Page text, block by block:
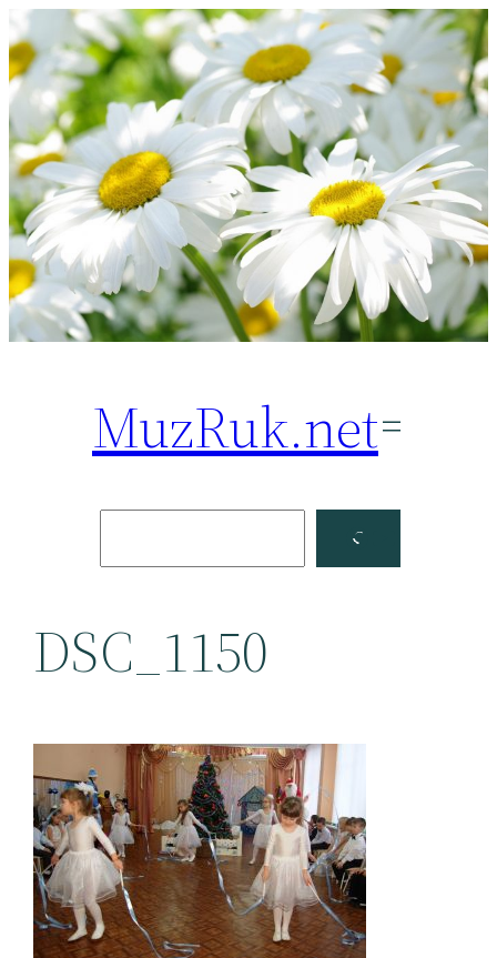
Перейти
к
содержимому
MuzRuk.net
Facebook
DSC_1150